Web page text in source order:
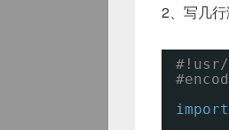
2、写几
import